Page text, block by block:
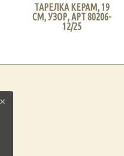
ТАРЕЛКА КЕРАМ, 19
СМ, УЗОР, АРТ 80206-
12/25